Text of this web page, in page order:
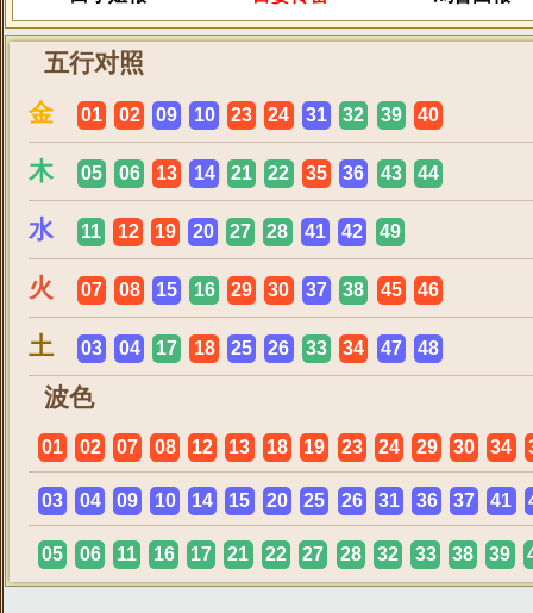
五行对照
金
01 02 09 10 23 24 31 32 39 40
木 05 06 13 14 21 22 35 36 43 44
水 11 12 19 20 27 28 41 42 49
火 07 08 15 16 29 30 37 38 45 46
土 03 04 17 18 25 26 33 34 47 48
波色
01 02 07 08 12 13 18 19 23 24 29 30 34
03 04 09 10 14 15 20 25 26 31 36 37 41
05 06 11 16 17 21 22 27 28 32 33 38 39